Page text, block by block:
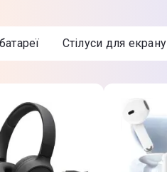
Стілуси для екрану